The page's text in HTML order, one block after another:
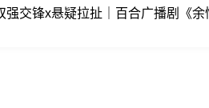
强交锋x悬疑拉扯｜百合广播剧《